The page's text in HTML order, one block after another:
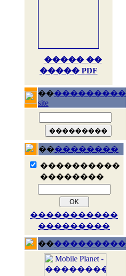
����� ��
����� PDF
�����������
site
����������
����������
��������
�����������
���������
�����������